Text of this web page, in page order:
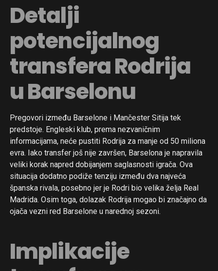
Detalji
potencijalnog
transfera Rodrija
u Barselonu
Pregovori između Barselone i Mančester Sitija tek
predstoje. Engleski klub, prema nezvaničnim
informacijama, neće pustiti Rodrija za manje od 50 miliona
evra. Iako transfer još nije završen, Barselona je napravila
veliki korak napred dobijanjem saglasnosti igrača. Ova
situacija dodatno podiže tenziju između dva najveća
španska rivala, posebno jer je Rodri bio velika želja Real
Madrida. Osim toga, dolazak Rodrija mogao bi značajno da
ojača vezni red Barselone u narednoj sezoni.
Implikacije